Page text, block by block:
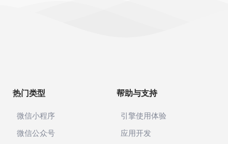
热门类型
微信小程序
微信公众号
帮助与支持
引擎使用体验
应用开发